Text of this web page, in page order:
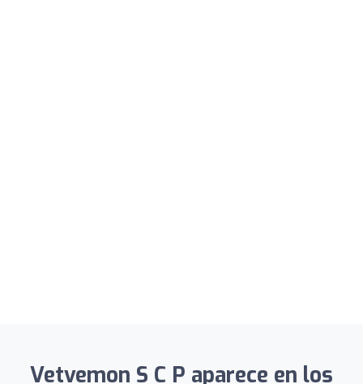
Vetvemon S C P aparece en los